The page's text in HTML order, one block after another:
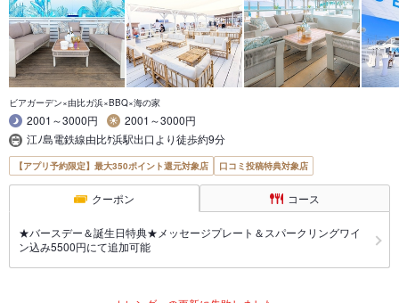
ビアガーデン×由比ガ浜×BBQ×海の家
2001～3000円
2001～3000円
江ﾉ島電鉄線由比ｹ浜駅出口より徒歩約9分
【アプリ予約限定】最大350ポイント還元対象店 口コミ投稿特典対象店
クーポン コース
★バースデー＆誕生日特典★メッセージプレート＆スパークリングワイ
ン込み5500円にて追加可能